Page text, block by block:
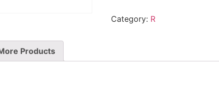
Category: R
Products